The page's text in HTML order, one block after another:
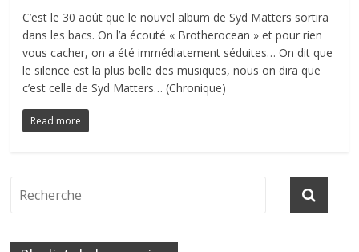
C’est le 30 août que le nouvel album de Syd Matters sortira
dans les bacs. On l’a écouté « Brotherocean » et pour rien
vous cacher, on a été immédiatement séduites… On dit que
le silence est la plus belle des musiques, nous on dira que
c’est celle de Syd Matters… (Chronique)
Read more